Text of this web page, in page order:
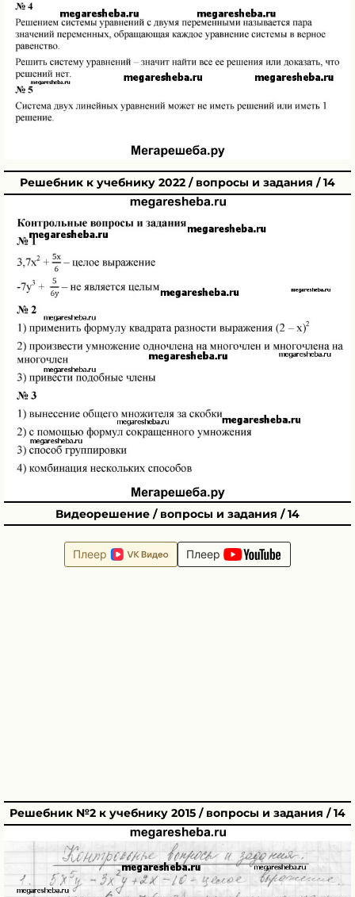
Решебник к учебнику 2022 / вопросы и задания / 14
Видеорешение / вопросы и задания / 14
Плеер Плеер
Решебник №2 к учебнику 2015 / вопросы и задания / 14